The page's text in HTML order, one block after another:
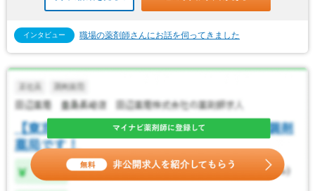
インタビュー 職場の薬剤師さんにお話を伺ってきました